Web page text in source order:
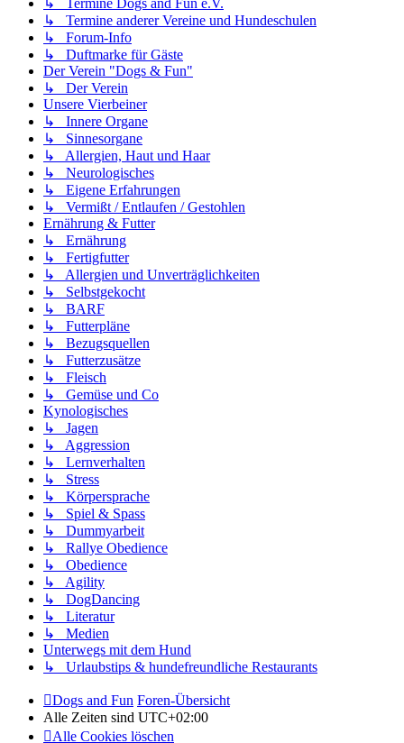
↳ Termine Dogs and Fun e.V.
↳ Termine anderer Vereine und Hundeschulen
↳ Forum-Info
↳ Duftmarke für Gäste
Der Verein "Dogs & Fun"
↳ Der Verein
Unsere Vierbeiner
↳ Innere Organe
↳ Sinnesorgane
↳ Allergien, Haut und Haar
↳ Neurologisches
↳ Eigene Erfahrungen
↳ Vermißt / Entlaufen / Gestohlen
Ernährung & Futter
↳ Ernährung
↳ Fertigfutter
↳ Allergien und Unverträglichkeiten
↳ Selbstgekocht
↳ BARF
↳ Futterpläne
↳ Bezugsquellen
↳ Futterzusätze
↳ Fleisch
↳ Gemüse und Co
Kynologisches
↳ Jagen
↳ Aggression
↳ Lernverhalten
↳ Stress
↳ Körpersprache
↳ Spiel & Spass
↳ Dummyarbeit
↳ Rallye Obedience
↳ Obedience
↳ Agility
↳ DogDancing
↳ Literatur
↳ Medien
Unterwegs mit dem Hund
↳ Urlaubstips & hundefreundliche Restaurants
Dogs and Fun Foren-Übersicht
Alle Zeiten sind UTC+02:00
Alle Cookies löschen